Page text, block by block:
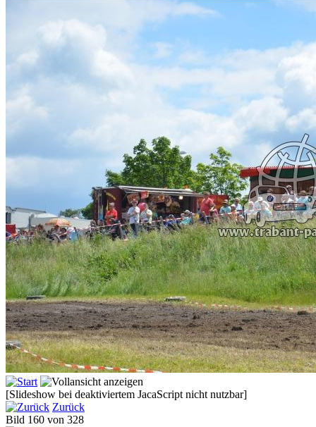
[Slideshow bei deaktiviertem JacaScript nicht nutzbar]
Zurück
Bild 160 von 328